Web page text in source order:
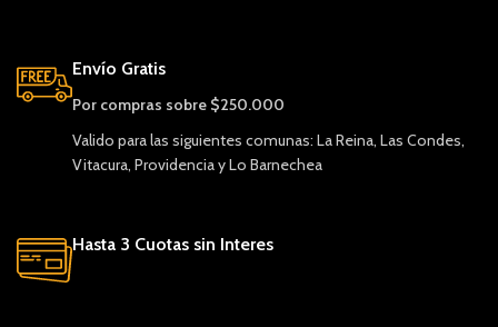
Envío Gratis
Por compras sobre $250.000
Valido para las siguientes comunas: La Reina, Las Condes,
Vitacura, Providencia y Lo Barnechea
Hasta 3 Cuotas sin Interes